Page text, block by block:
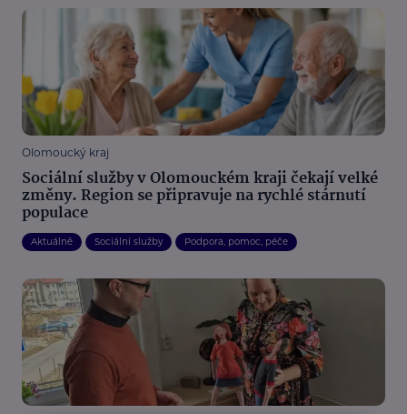
Olomoucký kraj
Sociální služby v Olomouckém kraji čekají velké
změny. Region se připravuje na rychlé stárnutí
populace
Aktuálně Sociální služby Podpora, pomoc, péče